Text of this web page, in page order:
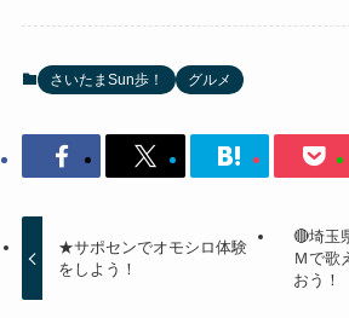
さいたまSun歩！ グルメ
★サポセンでオモシロ体験
をしよう！
🔴埼玉
Ｍで歌
おう！